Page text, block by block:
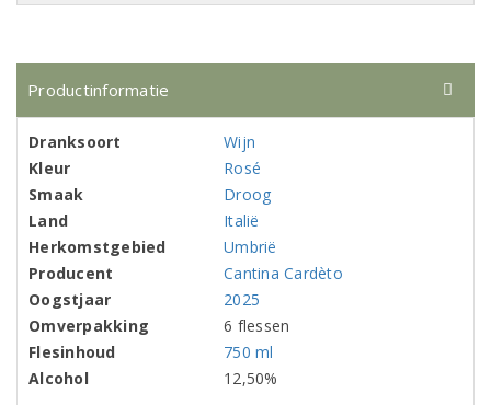
Productinformatie
Dranksoort
Wijn
Kleur
Rosé
Smaak
Droog
Land
Italië
Herkomstgebied
Umbrië
Producent
Cantina Cardèto
Oogstjaar
2025
Omverpakking
6 flessen
Flesinhoud
750 ml
Alcohol
12,50%